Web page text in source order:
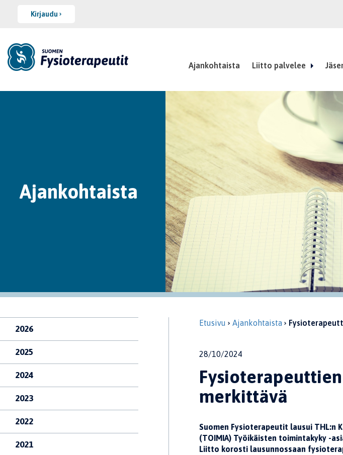
Kirjaudu
Ajankohtaista Liitto palvelee
Ajankohtaista
2026
2025
2024
2023
2022
2021
Etusivu Ajankohtaista
28/10/2024
merkittävä
Suomen Fysioterapeutit lausui THL:n
(TOIMIA) Työikäisten toimintakyky -
Liitto korosti lausunnossaan